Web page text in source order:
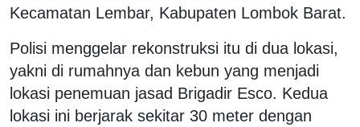
Kecamatan Lembar, Kabupaten Lombok Barat.
Polisi menggelar rekonstruksi itu di dua lokasi,
yakni di rumahnya dan kebun yang menjadi
lokasi penemuan jasad Brigadir Esco. Kedua
lokasi ini berjarak sekitar 30 meter dengan